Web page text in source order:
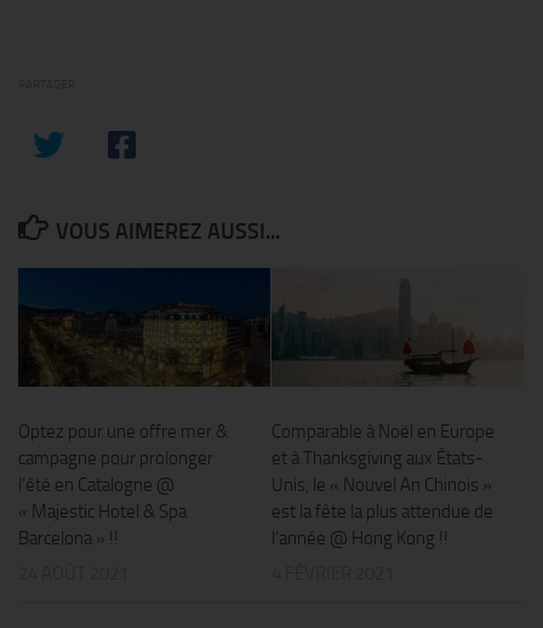
VOUS AIMEREZ AUSSI...
Optez pour une offre mer &
campagne pour prolonger
l’été en Catalogne @
« Majestic Hotel & Spa
Barcelona » !!
Comparable à Noël en Europe
et à Thanksgiving aux États-
Unis, le « Nouvel An Chinois »
est la fête la plus attendue de
l’année @ Hong Kong !!